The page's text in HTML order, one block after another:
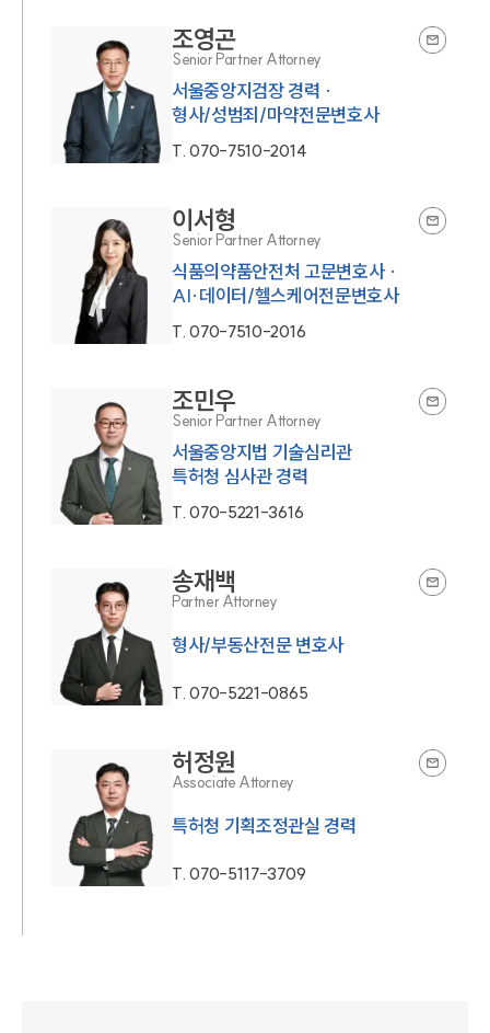
조영곤
Senior Partner Attorney
서울중앙지검장 경력 ·
형사/성범죄/마약전문변호사
T.070-7510-2014
이서형
Senior Partner Attorney
식품의약품안전처 고문변호사 ·
AI·데이터/헬스케어전문변호사
T.070-7510-2016
조민우
Senior Partner Attorney
서울중앙지법 기술심리관
특허청 심사관 경력
T.070-5221-3616
송재백
Partner Attorney
형사/부동산전문 변호사
T.070-5221-0865
허정원
Associate Attorney
특허청 기획조정관실 경력
T.070-5117-3709